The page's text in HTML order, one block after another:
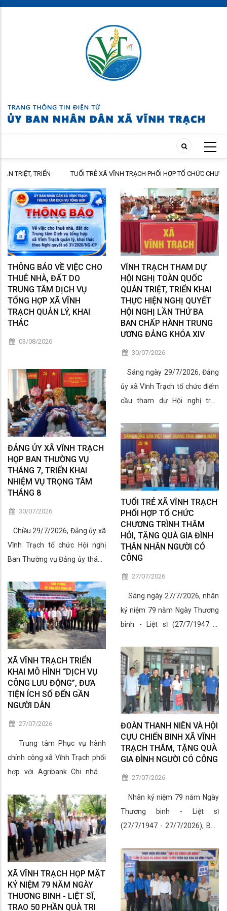
Skip
HÀNH
TUỔI TRẺ XÃ VĨNH TRẠCH PHỐI HỢP TỔ CHỨC CHƯƠNG TRÌNH THĂM
HỎI, TẶNG QUÀ GIA ĐÌNH THÂN NHÂN NGƯỜI CÓ CÔNG
THÔNG BÁO VỀ VIỆC CHO
THUÊ NHÀ, ĐẤT DO
TRUNG TÂM DỊCH VỤ
TỔNG HỢP XÃ VĨNH
TRẠCH QUẢN LÝ, KHAI
THÁC
03/08/2026
VĨNH TRẠCH THAM DỰ
HỘI NGHỊ TOÀN QUỐC
QUÁN TRIỆT, TRIỂN KHAI
THỰC HIỆN NGHỊ QUYẾT
HỘI NGHỊ LẦN THỨ BA
BAN CHẤP HÀNH TRUNG
ƯƠNG ĐẢNG KHÓA XIV
30/07/2026
Sáng ngày 29/7/2026, Đảng
ủy xã Vĩnh Trạch tổ chức điểm
cầu tham dự Hội nghị trực
học tập, quán triệt và triển khai
thực hiện Nghị quyết Hội nghị
lần thứ ba Ban Chấp hành
Trung ương Đảng khóa XIV. Hội
nghị được kết nối trực tuyến từ
điểm cầu Trung ương đến các
tỉnh, thành phố và địa phương
trên cả nước.
ĐẢNG ỦY XÃ VĨNH TRẠCH
HỌP BAN THƯỜNG VỤ
THÁNG 7, TRIỂN KHAI
NHIỆM VỤ TRỌNG TÂM
THÁNG 8
30/07/2026
Chiều 29/7/2026, Đảng ủy xã
Vĩnh Trạch tổ chức Hội nghị
Ban Thường vụ Đảng ủy tháng
giá kết quả thực hiện nhiệm vụ
chính trị tháng 7 và triển khai
phương hướng, nhiệm vụ trọng
tâm tháng 8/2026.
TUỔI TRẺ XÃ VĨNH TRẠCH
PHỐI HỢP TỔ CHỨC
CHƯƠNG TRÌNH THĂM
HỎI, TẶNG QUÀ GIA ĐÌNH
THÂN NHÂN NGƯỜI CÓ
CÔNG
27/07/2026
Sáng ngày 27/7/2026, nhân
kỷ niệm 79 năm Ngày Thương
binh - Liệt sĩ (27/7/1947 –
xã Vĩnh Trạch phối hợp với
Phòng Văn hóa Xã hội tổ chức
"Chương trình thăm hỏi, tặng
quà gia đình thân nhân người
có công" trên địa bàn xã. Đây là
hoạt động thiết thực nhằm bày
tỏ lòng biết ơn sâu sắc đối với
những cống hiến, hy sinh to lớn
nghiệp đấu tranh giải phóng
dân tộc, bảo vệ và xây dựng Tổ
quốc.
XÃ VĨNH TRẠCH TRIỂN
KHAI MÔ HÌNH “DỊCH VỤ
CÔNG LƯU ĐỘNG”, ĐƯA
TIỆN ÍCH SỐ ĐẾN GẦN
NGƯỜI DÂN
27/07/2026
Trung tâm Phục vụ hành
chính công xã Vĩnh Trạch phối
hợp với Agribank Chi nhánh
Thanh niên Cộng sản Hồ Chí
Minh xã và Tổ Công nghệ số
cộng đồng xã tổ chức triển khai
mô hình “Dịch vụ công lưu
động” tại ấp Vĩnh Lợi. Đây là
hoạt động thiết thực nhằm
đưa các tiện ích hành chính
công đến gần hơn với người
ĐOÀN THANH NIÊN VÀ HỘI
CỰU CHIẾN BINH XÃ VĨNH
TRẠCH THĂM, TẶNG QUÀ
GIA ĐÌNH NGƯỜI CÓ CÔNG
27/07/2026
Nhân kỷ niệm 79 năm Ngày
Thương binh - Liệt sĩ
(27/7/1947 - 27/7/2026), Ban
Cộng sản Hồ Chí Minh xã Vĩnh
Trạch cùng Hội Cựu chiến binh
xã tổ chức đoàn đến thăm hỏi,
tặng quà các gia đình có công
XÃ VĨNH TRẠCH HỌP MẶT
KỶ NIỆM 79 NĂM NGÀY
THƯƠNG BINH - LIỆT SĨ,
TRAO 50 PHẦN QUÀ TRI